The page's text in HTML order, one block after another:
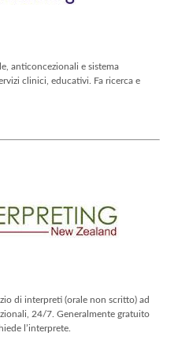
anticoncezionali e sistema
clinici, educativi. Fa ricerca e
di interpreti (orale non scritto) ad
24/7. Generalmente gratuito
l’interprete.